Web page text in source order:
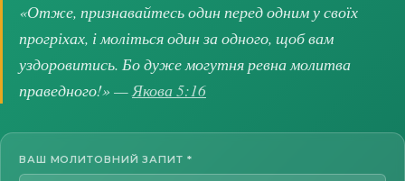
«Отже, признавайтесь один перед одним у своїх
прогріхах, і моліться один за одного, щоб вам
уздоровитись. Бо дуже могутня ревна молитва
праведного!» — Якова 5:16
ВАШ МОЛИТОВНИЙ ЗАПИТ *